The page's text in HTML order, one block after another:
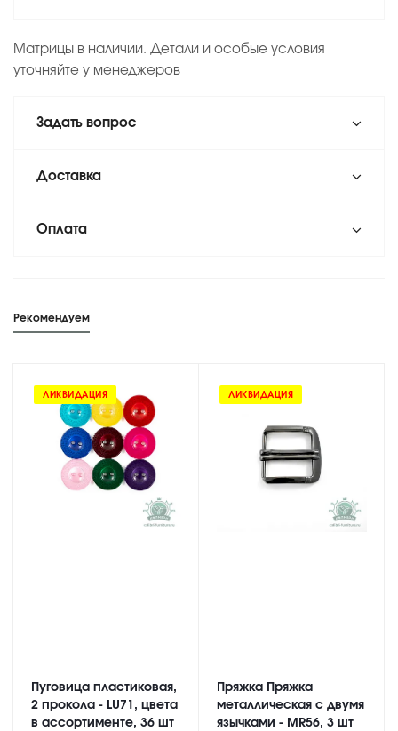
Матрицы в наличии. Детали и особые условия
уточняйте у менеджеров
Задать вопрос
Доставка
Оплата
Рекомендуем
ЛИКВИДАЦИЯ
Пуговица пластиковая,
2 прокола - LU71, цвета
в ассортименте, 36 шт
ЛИКВИДАЦИЯ
Пряжка Пряжка
металлическая с двумя
язычками - MR56, 3 шт